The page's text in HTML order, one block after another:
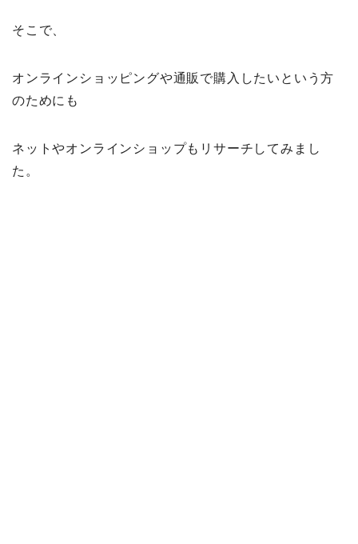
そこで、
オンラインショッピングや通販で購入したいという方
のためにも
ネットやオンラインショップもリサーチしてみまし
た。